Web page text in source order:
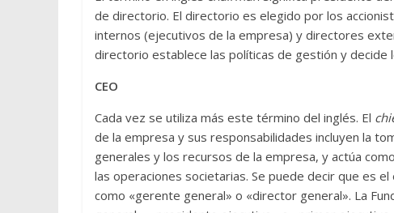
de directorio. El directorio es elegido por los
internos (ejecutivos de la empresa) y directores
directorio establece las políticas de gestión y decide
CEO
Cada vez se utiliza más este término del inglés. El
de la empresa y sus responsabilidades incluyen la
generales y los recursos de la empresa, y actúa
las operaciones societarias. Se puede decir que es
como «gerente general» o «director general». La